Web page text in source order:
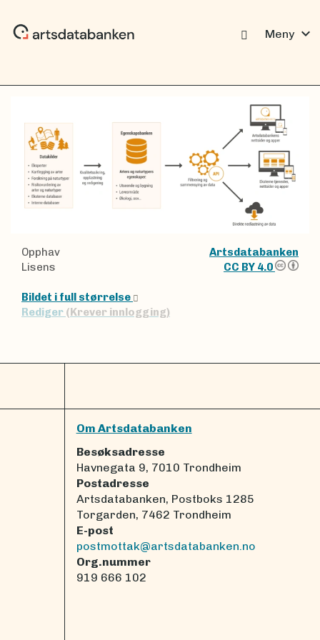
Meny expand_more
Opphav
Artsdatabanken
Lisens
CC BY 4.0
Bildet i full størrelse
Rediger (Krever innlogging)
Om Artsdatabanken
Besøksadresse
Havnegata 9, 7010 Trondheim
Postadresse
Artsdatabanken, Postboks 1285
Torgarden, 7462 Trondheim
E-post
postmottak@artsdatabanken.no
Org.nummer
919 666 102